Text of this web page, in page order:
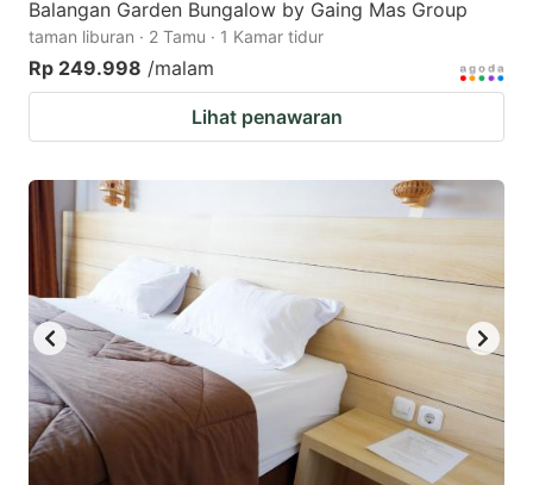
Balangan Garden Bungalow by Gaing Mas Group
taman liburan · 2 Tamu · 1 Kamar tidur
Rp 249.998 /malam
Lihat penawaran